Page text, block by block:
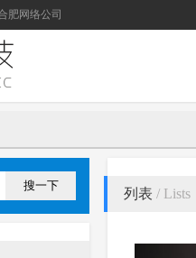
肥网络公司
搜一下
列表 / Lists